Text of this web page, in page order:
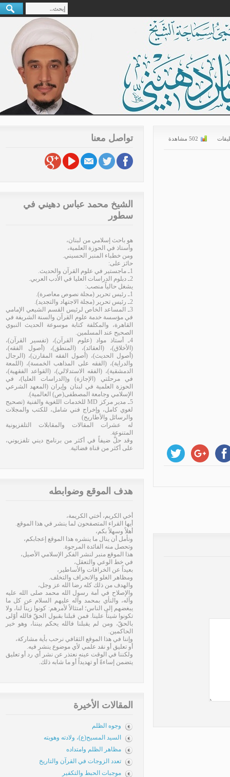
502 مشاهدة تواصل معنا
الشيخ محمد عباس دهيني في
سطور
هو باحث إسلامي من لبنان،
وأستاذ في الحوزة العلمية،
ومن خطباء المنبر الحسيني.
حائز على:
يشغل حالياً منصب:
3ـ المساعد الخاص لرئيس القسم الشيعي الإمامي
في مؤسسة خدمة علوم القرآن والسنة الشريفة في
القاهرة، والمكلفة كتابة موسوعة الحديث النبوي
الصحيح عند المسلمين.
4ـ أستاذ مواد (علوم القرآن)، (تفسير القرآن)،
(الأخلاق)، (العقائد)، (المنطق)، (أصول الفقه)،
(أصول الحديث)، (أصول الفقه المقارن)، (الرجال
والدراية)، (الفقه على المذاهب الخمسة)، (اللمعة
الدمشقية)، (الفقه الاستدلالي)، (القواعد الفقهية)،
في مرحلتي (الإجازة) و(الدراسات العليا)، في
الحوزة العلمية في لبنان وإيران (المعهد الشرعي
الإسلامي وجامعة المصطفى(ص) العالمية).
5ـ مدير مركز MD للخدمات اللغوية والفنية (تصحيح
لغوي كامل، وإخراج فني شامل، للكتب والمجلات
والرسائل والأطاريح)
له عشرات المقالات والمقابلات التلفزيونية
المتنوعة.
وقد حلَّ ضيفاً في أكثر من برنامج ديني تلفزيوني،
على أكثر من قناة فضائية.
هدف الموقع وضوابطه
أخي الكريم، أختي الكريمة،
أيها القراء المتصفحون لما ينشر في هذا الموقع.
أهلاً وسهلاً بكم،
ونأمل أن ينال ما ينشره هذا الموقع إعجابكم،
وتحصل منه الفائدة المرجوة.
هذا الموقع منبر لنشر الفكر الإسلامي الأصيل،
في خط الوعي والتعقل،
بعيداً عن الخرافات والأساطير،
ومظاهر الغلو والانحراف والتخلف.
والهدف من ذلك كله رضا الله عز وجل،
والإصلاح في أمة رسول الله محمد صلى الله عليه
وآله، والنأي بمحمد وآله عليهم السلام عن كل ما
يبغضهم إلى الناس؛ امتثالاً لأمرهم: كونوا زيناً لنا، ولا
تكونوا شيناً علينا. فمن قبلنا بقبول الحقّ فالله أوْلى
بالحقّ، ومن لم يقبلنا فالله يحكم بيننا، وهو خير
الحاكمين.
وإننا في هذا الموقع الثقافي نرحب بأية مشاركة،
أو تعليق أو نقد علمي لأي موضوع ينشر فيه.
ولكننا في الوقت عينه نعتذر عن نشر أي رد أو تعليق
يتضمن إساءةً أو تهديداً أو ما شابه ذلك.
المقالات الأخيرة
وجوه الظلم
السيد المسيح(ع)، ولادته وهويته
مظاهر الظلم وامتداده
تعدد الزوجات في القرآن والتاريخ
موجبات الحبط والتكفير